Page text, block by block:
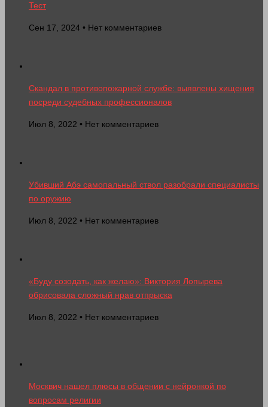
Тест
Сен 17, 2024 • Нет комментариев
Скандал в противопожарной службе: выявлены хищения
посреди судебных профессионалов
Июл 8, 2022 • Нет комментариев
Убивший Абэ самопальный ствол разобрали специалисты
по оружию
Июл 8, 2022 • Нет комментариев
«Буду созодать, как желаю»: Виктория Лопырева
обрисовала сложный нрав отпрыска
Июл 8, 2022 • Нет комментариев
Москвич нашел плюсы в общении с нейронкой по
вопросам религии